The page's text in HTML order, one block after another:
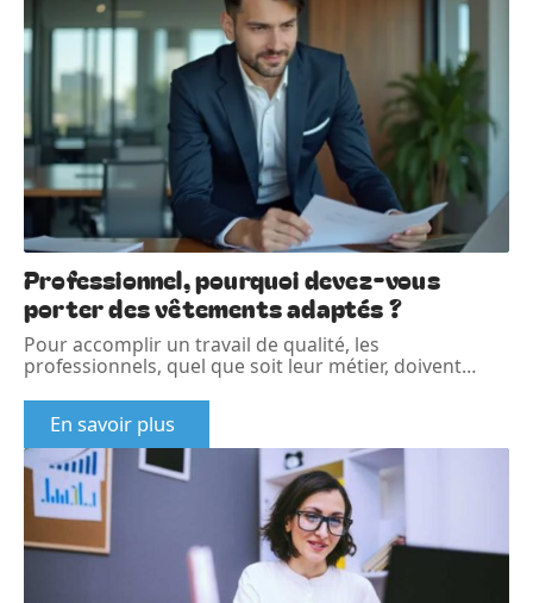
Professionnel, pourquoi devez-vous
porter des vêtements adaptés ?
Pour accomplir un travail de qualité, les
professionnels, quel que soit leur métier, doivent…
En savoir plus